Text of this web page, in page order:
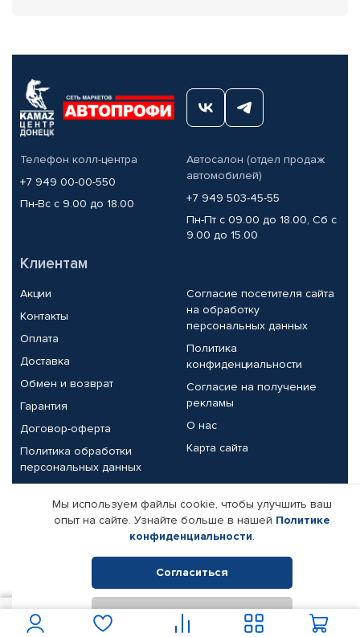
Телефон колл-центра
+7 949 00-00-550
Пн-Вс с 9.00 до 18.00
Автосалон (отдел продаж
автомобилей)
+7 949 503-45-55
Пн-Пт с 09.00 до 18.00, Сб с
9.00 до 15.00
Клиентам
Акции
Контакты
Оплата
Доставка
Обмен и возврат
Гарантия
Договор-оферта
Политика обработки
персональных данных
Согласие посетителя сайта
на обработку
персональных данных
Политика
конфиденциальности
Согласие на получение
рекламы
О нас
Карта сайта
Партнерам
Корпоративным клиентам
Поставщикам
Реквизиты компании
© КАМАЗ ЦЕНТР ДОНЕЦК, 2015-2026. Все права защищены.
Интернет-магазин автомобильных товаров Автопрофи.
Мы используем файлы cookie, чтобы улучшить ваш
опыт на сайте. Узнайте больше в нашей Политике
конфиденциальности.
Согласиться
Отклонить
В корзину